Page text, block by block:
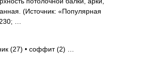
(Источник: «Популярная
…
(27) • соффит (2) …